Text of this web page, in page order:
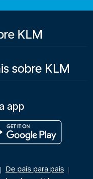
KLM
sobre KLM
app
| De país para país |